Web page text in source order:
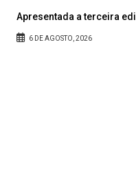
técnica
Apresentada a terceira
6 DE AGOSTO, 2026